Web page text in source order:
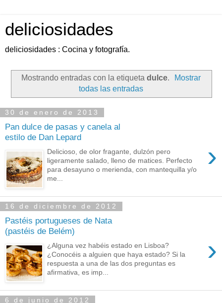
deliciosidades
deliciosidades : Cocina y fotografía.
Mostrando entradas con la etiqueta dulce.
Mostrar
todas las entradas
30 de enero de 2013
Pan dulce de pasas y canela al
estilo de Dan Lepard
›
Delicioso, de olor fragante, dulzón pero
ligeramente salado, lleno de matices. Perfecto
para desayuno o merienda, con mantequilla y/o
me...
16 de diciembre de 2012
Pastéis portugueses de Nata
(pastéis de Belém)
›
¿Alguna vez habéis estado en Lisboa?
¿Conocéis a alguien que haya estado? Si la
respuesta a una de las dos preguntas es
afirmativa, es imp...
6 de junio de 2012